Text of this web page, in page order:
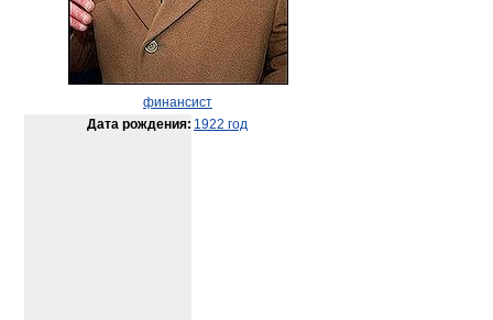
финансист
Дата рождения: 1922 год